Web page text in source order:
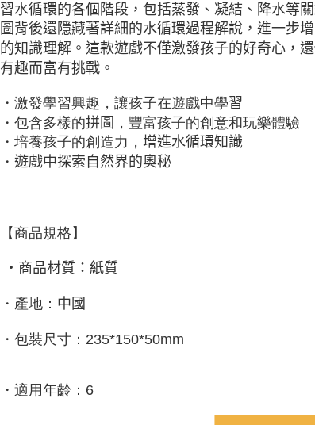
習水循環的各個階段，包括蒸發、凝結、降水等
圖背後還隱藏著詳細的水循環過程解說，進一步
的知識理解。這款遊戲不僅激發孩子的好奇心，
有趣而富有挑戰。
・激發學習興趣，讓孩子在遊戲中學習
・包含多樣的拼圖 ，豐富孩子的創意和玩樂體驗
・培養孩子的創造力， 增進水循環知識
・遊戲中探索自然界的奧秘
【商品規格】
・商品材質：紙質
・產地： 中國
・包裝尺寸： 235*150*50mm
・適用年齡： 6